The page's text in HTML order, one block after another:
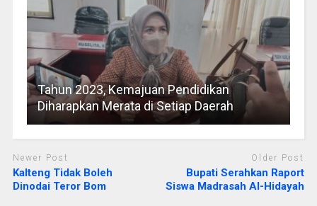
Tahun 2023, Kemajuan Pendidikan
Diharapkan Merata di Setiap Daerah
Newer Post
Kalteng Tidak Boleh
Dinodai Teror Bom
Older Post
Bupati Serahkan Raport
Siswa Madrasah Al-Hidayah